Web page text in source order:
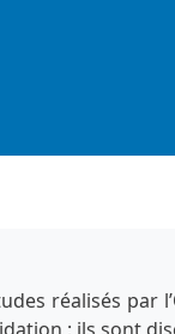
réalisés par